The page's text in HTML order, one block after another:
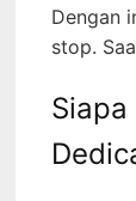
Dengan
stop.